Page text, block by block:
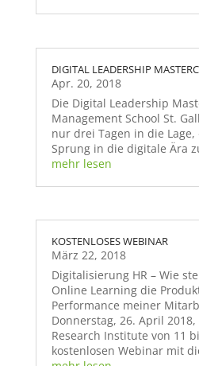
DIGITAL LEADERSHIP
Apr. 20, 2018
Die Digital Leadership
Management School St.
nur drei Tagen in die
Sprung in die digitale Ära
mehr lesen
KOSTENLOSES WEBINAR
März 22, 2018
Digitalisierung HR – Wie
Online Learning die
Performance meiner
Donnerstag, 26. April
Research Institute von 11
kostenlosen Webinar mit